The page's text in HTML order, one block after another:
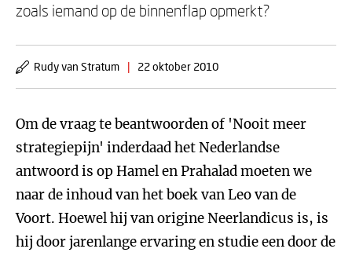
zoals iemand op de binnenflap opmerkt?
Rudy van Stratum | 22 oktober 2010
Om de vraag te beantwoorden of 'Nooit meer
strategiepijn' inderdaad het Nederlandse
antwoord is op Hamel en Prahalad moeten we
naar de inhoud van het boek van Leo van de
Voort. Hoewel hij van origine Neerlandicus is, is
hij door jarenlange ervaring en studie een door de